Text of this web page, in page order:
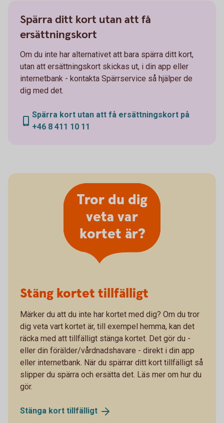
Spärra ditt kort utan att få
ersättningskort
Om du inte har alternativet att bara spärra ditt kort,
utan att ersättningskort skickas ut, i din app eller
internetbank - kontakta Spärrservice så hjälper de
dig med det.
Spärra kort utan att få ersättningskort på
+46 8 411 10 11
Tror du dig
veta var
kortet är?
Stäng kortet tillfälligt
Märker du att du inte har kortet med dig? Om du tror
dig veta vart kortet är, till exempel hemma, kan det
räcka med att tillfälligt stänga kortet. Det gör du -
eller din förälder/vårdnadshavare - direkt i din app
eller internetbank. När du spärrar ditt kort tillfälligt så
slipper du spärra och ersätta det. Läs mer om hur du
gör.
Stänga kort tillfälligt